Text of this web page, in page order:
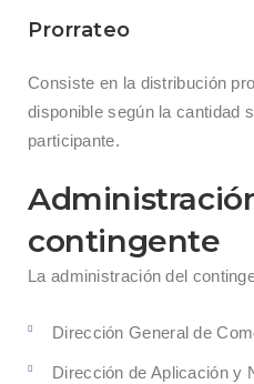
Prorrateo
Consiste en la distribución
disponible según la cantidad
participante.
contingente
La administración del
Dirección General de
Dirección de Aplicación y